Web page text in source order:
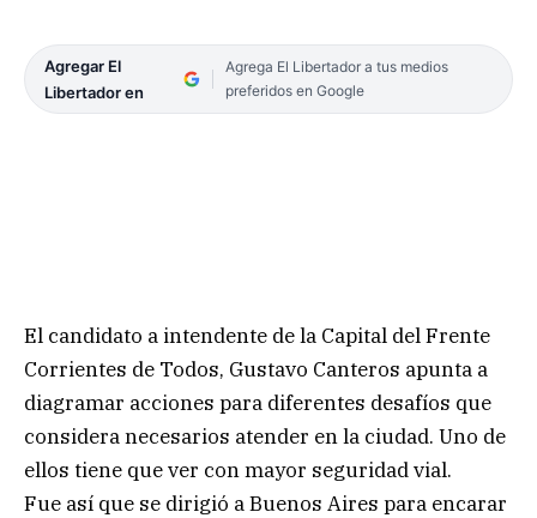
Agregar El
Libertador en
Agrega El Libertador a tus medios
preferidos en Google
El candidato a intendente de la Capital del Frente
Corrientes de Todos, Gustavo Canteros apunta a
diagramar acciones para diferentes desafíos que
considera necesarios atender en la ciudad. Uno de
ellos tiene que ver con mayor seguridad vial.
Fue así que se dirigió a Buenos Aires para encarar